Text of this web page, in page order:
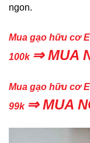
ngon.
Mua gạo hữu cơ
100k ⇒MUA
Mua gạo hữu cơ
99k ⇒MUA